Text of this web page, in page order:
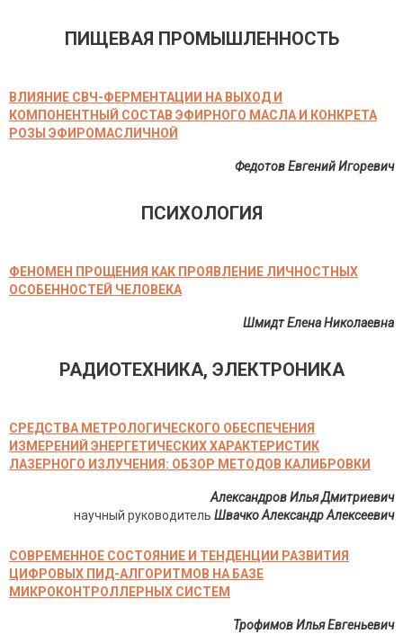
ПИЩЕВАЯ ПРОМЫШЛЕННОСТЬ
ВЛИЯНИЕ СВЧ-ФЕРМЕНТАЦИИ НА ВЫХОД И
КОМПОНЕНТНЫЙ СОСТАВ ЭФИРНОГО МАСЛА И КОНКРЕТА
РОЗЫ ЭФИРОМАСЛИЧНОЙ
Федотов Евгений Игоревич
ПСИХОЛОГИЯ
ФЕНОМЕН ПРОЩЕНИЯ КАК ПРОЯВЛЕНИЕ ЛИЧНОСТНЫХ
ОСОБЕННОСТЕЙ ЧЕЛОВЕКА
Шмидт Елена Николаевна
РАДИОТЕХНИКА, ЭЛЕКТРОНИКА
СРЕДСТВА МЕТРОЛОГИЧЕСКОГО ОБЕСПЕЧЕНИЯ
ИЗМЕРЕНИЙ ЭНЕРГЕТИЧЕСКИХ ХАРАКТЕРИСТИК
ЛАЗЕРНОГО ИЗЛУЧЕНИЯ: ОБЗОР МЕТОДОВ КАЛИБРОВКИ
Александров Илья Дмитриевич
научный руководитель Швачко Александр Алексеевич
СОВРЕМЕННОЕ СОСТОЯНИЕ И ТЕНДЕНЦИИ РАЗВИТИЯ
ЦИФРОВЫХ ПИД-АЛГОРИТМОВ НА БАЗЕ
МИКРОКОНТРОЛЛЕРНЫХ СИСТЕМ
Трофимов Илья Евгеньевич